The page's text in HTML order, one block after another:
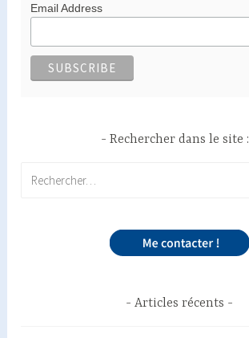
Email Address
Rechercher dans le site :
Articles récents